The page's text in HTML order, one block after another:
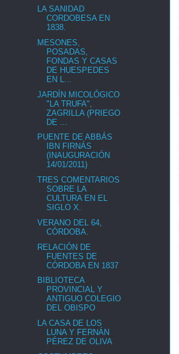
LA SANIDAD
CORDOBESA EN
1838.
MESONES,
POSADAS,
FONDAS Y CASAS
DE HUESPEDES
EN L...
JARDÍN MICOLÓGICO
"LA TRUFA",
ZAGRILLA (PRIEGO
DE ...
PUENTE DE ABBÁS
IBN FIRNÁS
(INAUGURACIÓN
14/01/2011)
TRES COMENTARIOS
SOBRE LA
CULTURA EN EL
SIGLO X.
VERANO DEL 64,
CÓRDOBA.
RELACIÓN DE
FUENTES DE
CÓRDOBA EN 1837
BIBLIOTECA
PROVINCIAL Y
ANTIGUO COLEGIO
DEL OBISPO
LA CASA DE LOS
LUNA Y FERNÁN
PÉREZ DE OLIVA